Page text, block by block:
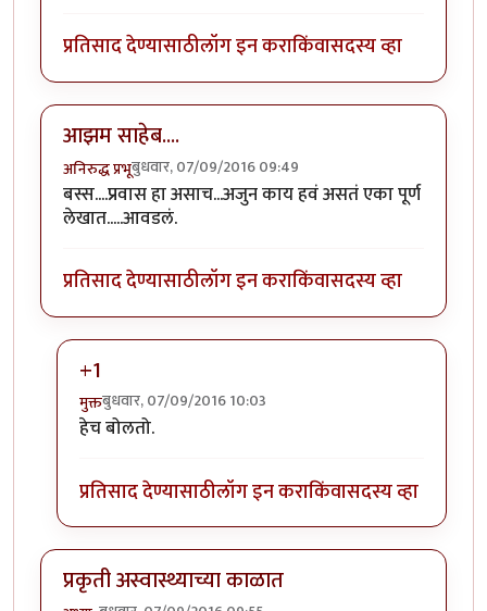
प्रतिसाद देण्यासाठीलॉग इन कराकिंवासदस्य व्हा
आझम साहेब....
अनिरुद्ध प्रभूबुधवार, 07/09/2016 09:49
बस्स....प्रवास हा असाच...अजुन काय हवं असतं एका पूर्ण
लेखात.....आवडलं.
प्रतिसाद देण्यासाठीलॉग इन कराकिंवासदस्य व्हा
+1
मुक्तबुधवार, 07/09/2016 10:03
In reply to
हेच बोलतो.
प्रतिसाद देण्यासाठीलॉग इन कराकिंवासदस्य व्हा
प्रकृती अस्वास्थ्याच्या काळात